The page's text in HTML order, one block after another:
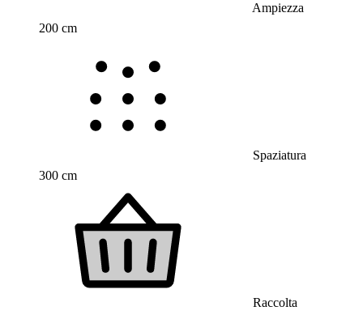
Ampiezza
200 cm
Spaziatura
300 cm
Raccolta